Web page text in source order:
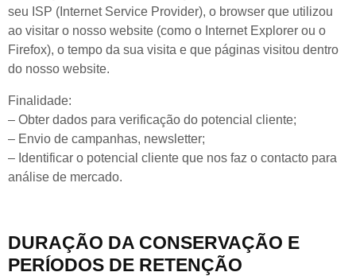
seu ISP (Internet Service Provider), o browser que utilizou
ao visitar o nosso website (como o Internet Explorer ou o
Firefox), o tempo da sua visita e que páginas visitou dentro
do nosso website.
Finalidade:
– Obter dados para verificação do potencial cliente;
– Envio de campanhas, newsletter;
– Identificar o potencial cliente que nos faz o contacto para
análise de mercado.
DURAÇÃO DA CONSERVAÇÃO E
PERÍODOS DE RETENÇÃO